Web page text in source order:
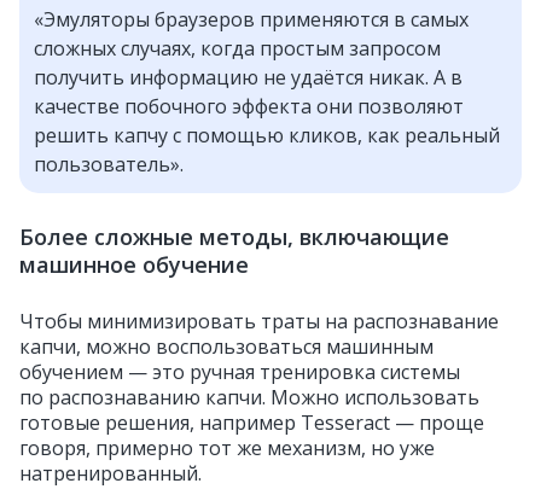
«Эмуляторы браузеров применяются в самых
сложных случаях, когда простым запросом
получить информацию не удаётся никак. А в
качестве побочного эффекта они позволяют
решить капчу с помощью кликов, как реальный
пользователь».
Более сложные методы, включающие
машинное обучение
Чтобы минимизировать траты на распознавание
капчи, можно воспользоваться машинным
обучением — это ручная тренировка системы
по распознаванию капчи. Можно использовать
готовые решения, например Tesseract — проще
говоря, примерно тот же механизм, но уже
натренированный.